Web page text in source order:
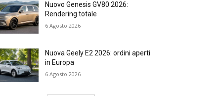
Nuovo Genesis GV80 2026:
Rendering totale
6 Agosto 2026
Nuova Geely E2 2026: ordini aperti
in Europa
6 Agosto 2026